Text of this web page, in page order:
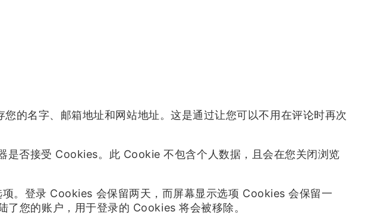
的名字、邮箱地址和网站地址。这是通过让您可以不用在评论时再次
否接受 Cookies。此 Cookie 不包含个人数据，且会在您关闭浏览
。登录 Cookies 会保留两天，而屏幕显示选项 Cookies 会保留一
您的账户，用于登录的 Cookies 将会被移除。